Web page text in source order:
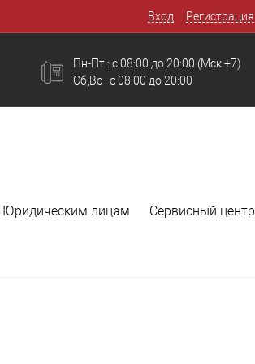
Вход Регистрация
Пн-Пт : с 08:00 до 20:00
Сб,Вс : с 08:00 до 20:00
(Мск +7)
Юридическим лицам Сервисный центр